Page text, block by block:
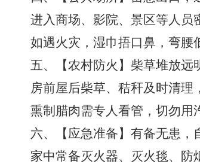
进入商场、影院、景区等人员
如遇火灾，湿巾捂口鼻，弯腰
五、【农村防火】柴草堆放远
房前屋后柴草、秸秆及时清理
熏制腊肉需专人看管，切勿用
六、【应急准备】有备无患，
家中常备灭火器、灭火毯、防